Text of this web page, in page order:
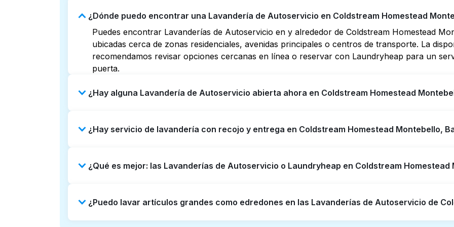
¿Dónde puedo encontrar una Lavandería de Autoservicio en Coldstream Homestead
Puedes encontrar Lavanderías de Autoservicio en y alrededor de Coldstream Homestead
ubicadas cerca de zonas residenciales, avenidas principales o centros de transporte. La
recomendamos revisar opciones cercanas en línea o reservar con Laundryheap para un
puerta.
¿Hay alguna Lavandería de Autoservicio abierta ahora en Coldstream Homestead
tarde o 24/7. Revisar listados o mapas en línea puede ayudarte a encontrar rápidamente la
¿Hay servicio de lavandería con recojo y entrega en Coldstream Homestead Montebello,
puerta a puerta. Puede ser una opción que ahorre tiempo si prefieres no ir a una Lavandería
¿Qué es mejor: las Lavanderías de Autoservicio o Laundryheap en Coldstream Homestead
lado, Laundryheap ofrece recojo y entrega directamente desde tu puerta u oficina en
¿Puedo lavar artículos grandes como edredones en las Lavanderías de Autoservicio de